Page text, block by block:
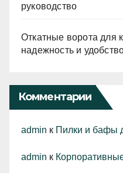
руководство
Откатные ворота для
надежность и
Комментарии
admin к Пилки и бафы
admin к